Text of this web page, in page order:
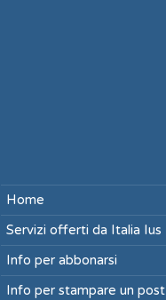
Home
Servizi offerti da Italia Ius
Info per abbonarsi
Info per stampare un post